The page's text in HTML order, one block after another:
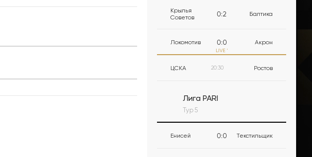
Крылья
Советов
0:2 Балтика
Локомотив 0:0 Акрон
LIVE '
ЦСКА 20:30 Ростов
Лига PARI
Тур 5
Енисей 0:0 Текстильщик